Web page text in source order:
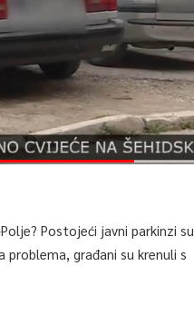
Postojeći javni parkinzi su
građani su krenuli s